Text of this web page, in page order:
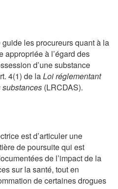
les procureurs quant à la
appropriée à l’égard des
d’une substance
4(1) de laLoi réglementant
substances (LRCDAS).
est d’articuler une
de poursuite qui est
de l’impact de la
sur la santé, tout en
de certaines drogues